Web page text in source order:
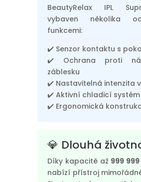
BeautyRelax IPL
vybaven několika
funkcemi:
✔️ Senzor kontaktu s
✔️ Ochrana proti
záblesku
✔️ Nastavitelná intenzita
✔️ Aktivní chladicí systém
✔️ Ergonomická
💎 Dlouhá
Díky kapacitě až 999
nabízí přístroj